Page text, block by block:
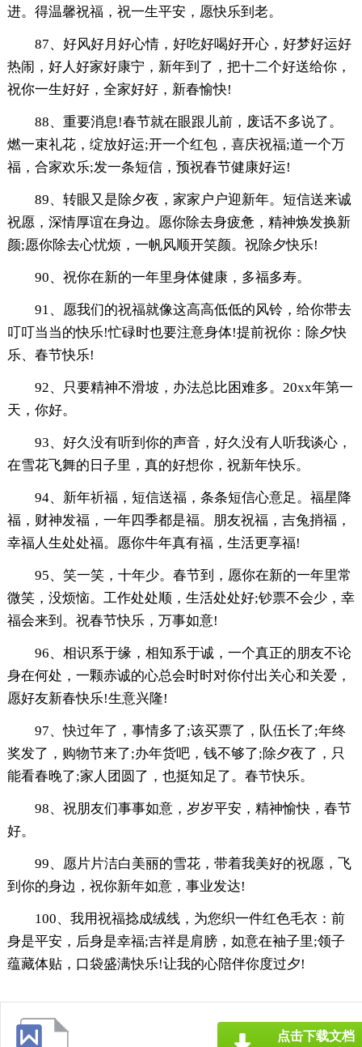
进。得温馨祝福，祝一生平安，愿快乐到老。
87、好风好月好心情，好吃好喝好开心，好梦好运好
热闹，好人好家好康宁，新年到了，把十二个好送给你，
祝你一生好好，全家好好，新春愉快!
88、重要消息!春节就在眼跟儿前，废话不多说了。
燃一束礼花，绽放好运;开一个红包，喜庆祝福;道一个万
福，合家欢乐;发一条短信，预祝春节健康好运!
89、转眼又是除夕夜，家家户户迎新年。短信送来诚
祝愿，深情厚谊在身边。愿你除去身疲惫，精神焕发换新
颜;愿你除去心忧烦，一帆风顺开笑颜。祝除夕快乐!
90、祝你在新的一年里身体健康，多福多寿。
91、愿我们的祝福就像这高高低低的风铃，给你带去
叮叮当当的快乐!忙碌时也要注意身体!提前祝你：除夕快
乐、春节快乐!
92、只要精神不滑坡，办法总比困难多。20xx年第一
天，你好。
93、好久没有听到你的声音，好久没有人听我谈心，
在雪花飞舞的日子里，真的好想你，祝新年快乐。
94、新年祈福，短信送福，条条短信心意足。福星降
福，财神发福，一年四季都是福。朋友祝福，吉兔捎福，
幸福人生处处福。愿你牛年真有福，生活更享福!
95、笑一笑，十年少。春节到，愿你在新的一年里常
微笑，没烦恼。工作处处顺，生活处处好;钞票不会少，幸
福会来到。祝春节快乐，万事如意!
96、相识系于缘，相知系于诚，一个真正的朋友不论
身在何处，一颗赤诚的心总会时时对你付出关心和关爱，
愿好友新春快乐!生意兴隆!
97、快过年了，事情多了;该买票了，队伍长了;年终
奖发了，购物节来了;办年货吧，钱不够了;除夕夜了，只
能看春晚了;家人团圆了，也挺知足了。春节快乐。
98、祝朋友们事事如意，岁岁平安，精神愉快，春节
好。
99、愿片片洁白美丽的雪花，带着我美好的祝愿，飞
到你的身边，祝你新年如意，事业发达!
100、我用祝福捻成绒线，为您织一件红色毛衣：前
身是平安，后身是幸福;吉祥是肩膀，如意在袖子里;领子
蕴藏体贴，口袋盛满快乐!让我的心陪伴你度过夕!
点击下载文档